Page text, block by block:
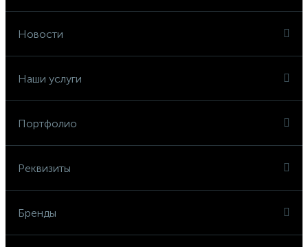
Новости
Наши услуги
Портфолио
Реквизиты
Бренды